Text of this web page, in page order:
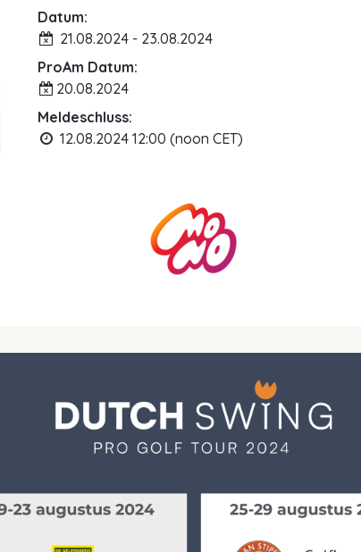
Datum:
21.08.2024 - 23.08.2024
ProAm Datum:
20.08.2024
Meldeschluss:
12.08.2024 12:00 (noon CET)